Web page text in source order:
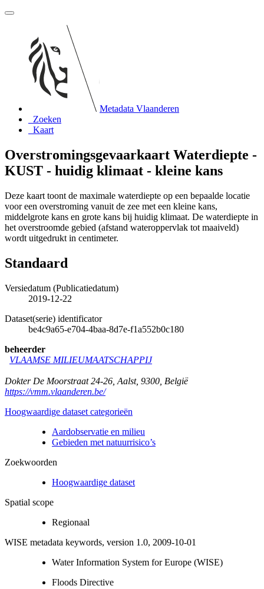
Metadata Vlaanderen
Zoeken
Kaart
Overstromingsgevaarkaart Waterdiepte -
KUST - huidig klimaat - kleine kans
Deze kaart toont de maximale waterdiepte op een bepaalde locatie
voor een overstroming vanuit de zee met een kleine kans,
middelgrote kans en grote kans bij huidig klimaat. De waterdiepte in
het overstroomde gebied (afstand wateroppervlak tot maaiveld)
wordt uitgedrukt in centimeter.
Standaard
Versiedatum (Publicatiedatum)
2019-12-22
Dataset(serie) identificator
be4c9a65-e704-4baa-8d7e-f1a552b0c180
beheerder
VLAAMSE MILIEUMAATSCHAPPIJ
Dokter De Moorstraat 24-26 Aalst, 9300 België
https://vmm.vlaanderen.be/
Hoogwaardige dataset categorieën
Aardobservatie en milieu
Gebieden met natuurrisico’s
Zoekwoorden
Hoogwaardige dataset
Spatial scope
Regionaal
WISE metadata keywords, version 1.0, 2009-10-01
Water Information System for Europe (WISE)
Floods Directive